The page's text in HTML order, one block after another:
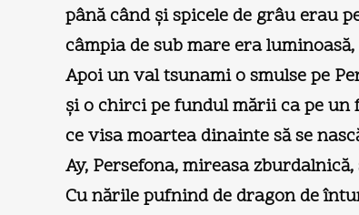
până când şi spicele de grâu erau
câmpia de sub mare era
Apoi un val tsunami o smulse pe
şi o chirci pe fundul mării ca pe un
ce visa moartea dinainte să se
Ay, Persefona, mireasa
Cu nările pufnind de dragon de